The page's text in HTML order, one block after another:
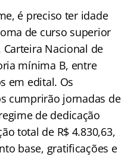
é preciso ter idade
de curso superior
Nacional de
mínima B, entre
em edital. Os
cumprirão jornadas de
de dedicação
total de R$ 4.830,63,
base, gratificações e